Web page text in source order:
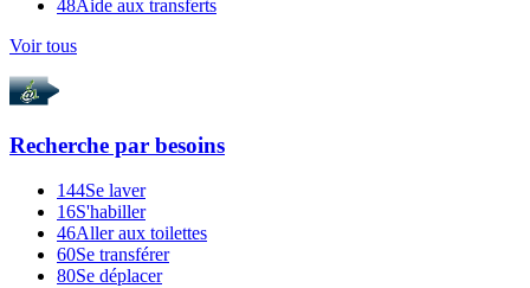
48Aide aux transferts
Voir tous
Recherche par besoins
144Se laver
16S'habiller
46Aller aux toilettes
60Se transférer
80Se déplacer